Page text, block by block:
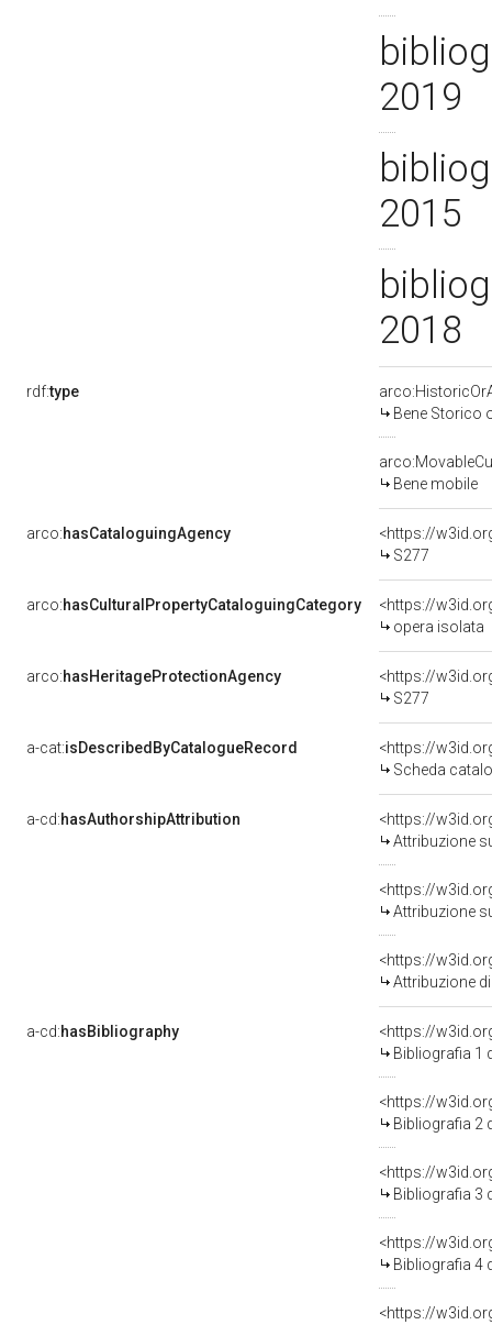
2019
2015
2018
rdf:type
Bene Storico
Bene mobile
arco:hasCataloguingAgency
<https://
S277
arco:hasCulturalPropertyCataloguingCategory
<https://
opera isolata
arco:hasHeritageProtectionAgency
<https://
S277
a-cat:isDescribedByCatalogueRecord
<https://
Scheda
a-cd:hasAuthorshipAttribution
<https://
Attribuzione
<https://
Attribuzione
Attribuzione
a-cd:hasBibliography
<https://
Bibliografia 1
<https://
Bibliografia 2
<https://
Bibliografia 3
<https://
Bibliografia 4
<https://